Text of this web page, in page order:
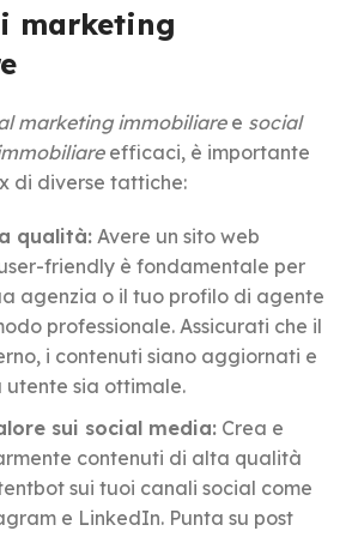
marketing
marketing immobiliaree social
efficaci, è importante
di diverse tattiche:
qualità: Avere un sito web
friendly è fondamentale per
agenzia o il tuo profilo di agente
professionale. Assicurati che il
i contenuti siano aggiornati e
utente sia ottimale.
sui social media: Crea e
contenuti di alta qualità
sui tuoi canali social come
e LinkedIn. Punta su post